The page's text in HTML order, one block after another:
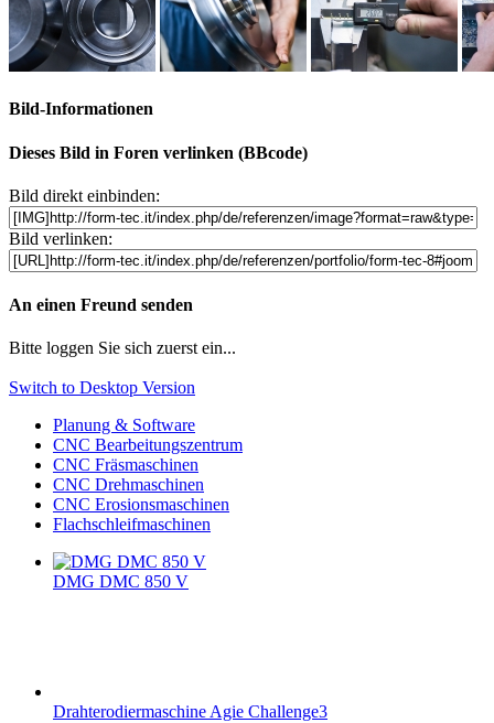
Bild-Informationen
Dieses Bild in Foren verlinken (BBcode)
Bild direkt einbinden:
Bild verlinken:
An einen Freund senden
Bitte loggen Sie sich zuerst ein...
Switch to Desktop Version
Planung & Software
CNC Bearbeitungszentrum
CNC Fräsmaschinen
CNC Drehmaschinen
CNC Erosionsmaschinen
Flachschleifmaschinen
DMG DMC 850 V
Drahterodiermaschine Agie Challenge3